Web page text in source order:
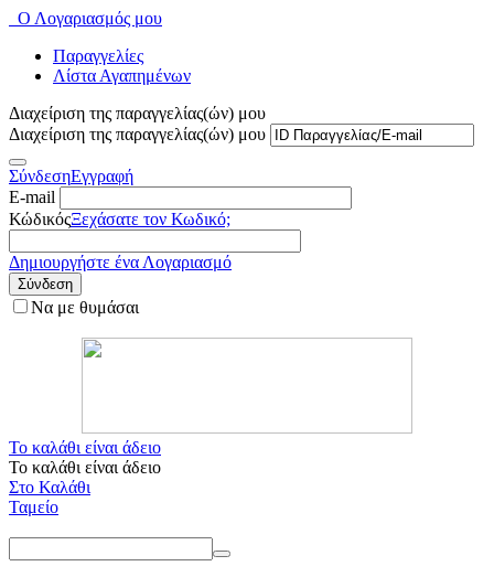
Ο Λογαριασμός μου
Παραγγελίες
Λίστα Αγαπημένων
Διαχείριση της παραγγελίας(ών) μου
Διαχείριση της παραγγελίας(ών) μου
ΣύνδεσηΕγγραφή
E-mail
ΚώδικόςΞεχάσατε τον Κωδικό;
Δημιουργήστε ένα Λογαριασμό
Σύνδεση
Να με θυμάσαι
Το καλάθι είναι άδειο
Το καλάθι είναι άδειο
Στο Καλάθι
Ταμείο